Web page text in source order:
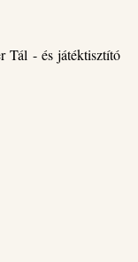
Tál - és játéktisztító